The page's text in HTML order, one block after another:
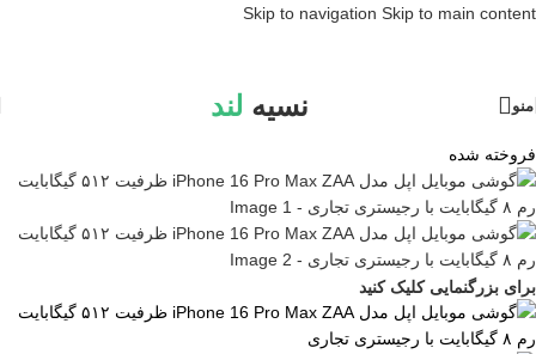
Skip to navigation Skip to main content
منو نسیه لند
فروخته شده
برای بزرگنمایی کلیک کنید